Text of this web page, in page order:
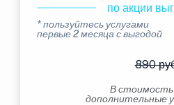
по акции
* пользуйтесь услугами
первые 2 месяца с выгодой
890
В
дополнительные